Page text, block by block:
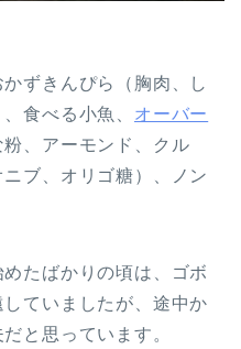
ずきんぴら（胸肉、し
食べる小魚、 オーバー
粉、アーモンド、クル
ブ、オリゴ糖）、ノン
たばかりの頃は、ゴボ
ていましたが、途中か
と思っています。